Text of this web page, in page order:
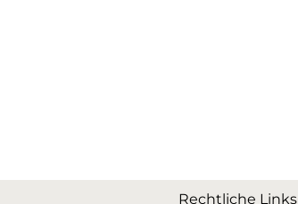
Rechtliche Links